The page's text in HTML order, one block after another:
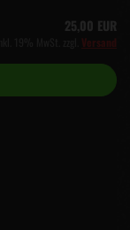
25,00 EUR
Versand